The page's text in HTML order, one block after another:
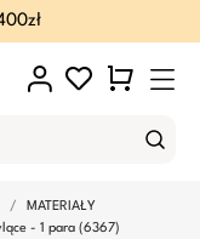
MATERIAŁY
- 1 para (6367)